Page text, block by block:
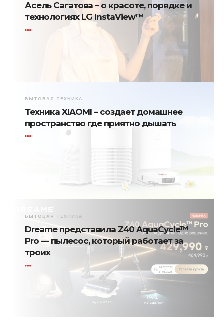
Асель Сагатова – о красоте, порядке и
технологиях LG InstaView™
БЫТОВАЯ ТЕХНИКА
Техника XIAOMI – создает домашнее
пространство где приятно дышать
БЫТОВАЯ ТЕХНИКА
Dreame представила Z40 AquaCycle™
Pro — пылесос, который работает за
троих